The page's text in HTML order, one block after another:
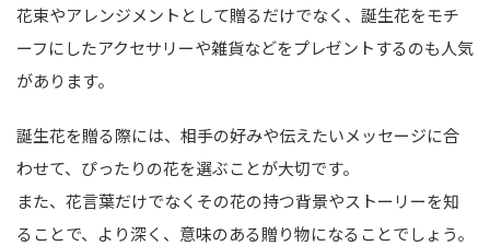
花束やアレンジメントとして贈るだけでなく、誕生花をモチ
ーフにしたアクセサリーや雑貨などをプレゼントするのも人気
があります。
誕生花を贈る際には、相手の好みや伝えたいメッセージに合
わせて、ぴったりの花を選ぶことが大切です。
また、花言葉だけでなくその花の持つ背景やストーリーを知
ることで、より深く、意味のある贈り物になることでしょう。